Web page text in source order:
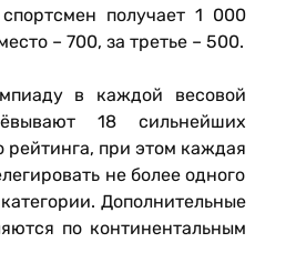
получает 1 000
– 700, за третье – 500.
в каждой весовой
18 сильнейших
рейтинга, при этом каждая
не более одного
Дополнительные
по континентальным